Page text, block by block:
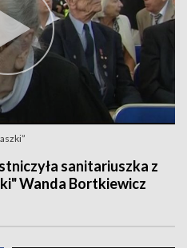
sanitariuszka z
Wanda Bortkiewicz